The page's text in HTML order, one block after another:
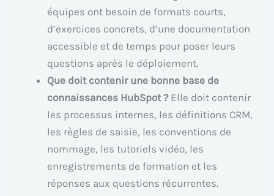
équipes ont besoin de formats courts,
d’exercices concrets, d’une documentation
accessible et de temps pour poser leurs
questions après le déploiement.
Que doit contenir une bonne base de
connaissances HubSpot ?Elle doit contenir
les processus internes, les définitions CRM,
les règles de saisie, les conventions de
nommage, les tutoriels vidéo, les
enregistrements de formation et les
réponses aux questions récurrentes.